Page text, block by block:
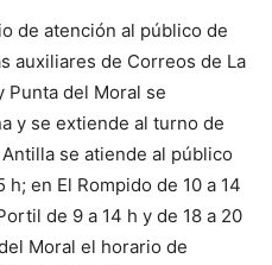
de atención al público de
auxiliares de Correos de La
Punta del Moral se
y se extiende al turno de
se atiende al público
h; en El Rompido de 10 a 14
de 9 a 14 h y de 18 a 20
Moral el horario de